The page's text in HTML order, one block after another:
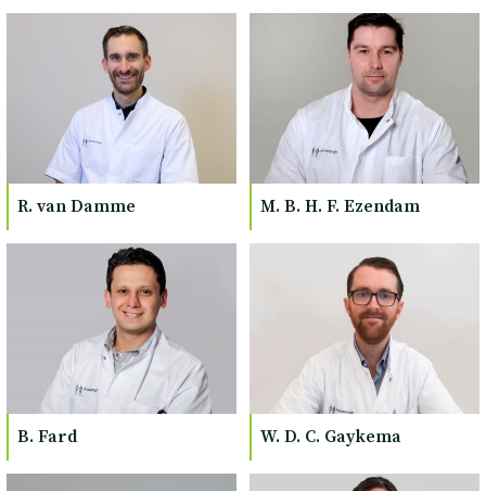
R. van Damme M. B. H. F. Ezendam
B. Fard W. D. C. Gaykema